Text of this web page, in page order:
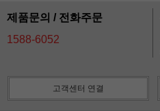
제품문의 / 전화주문
1588-6052
고객센터 연결